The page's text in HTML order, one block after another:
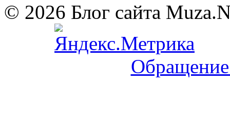
© 2026 Блог сайта
Обращение